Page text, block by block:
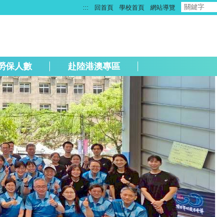
::: 回首頁 學校首頁 網站導覽
保人數 赴陸港澳專區